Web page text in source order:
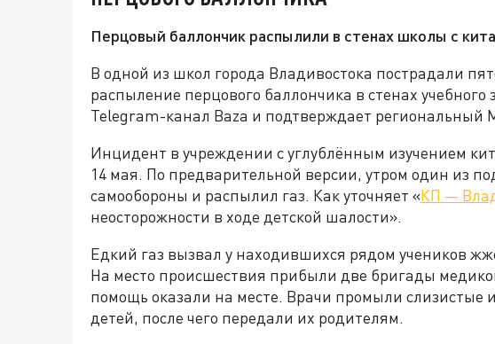
Перцовый баллончик распылили в стенах школы с
В одной из школ города Владивостока пострадали
распыление перцового баллончика в стенах
Telegram-канал Baza и подтверждает региональный
Инцидент в учреждении с углублённым изучением
14 мая. По предварительной версии, утром один из
самообороны и распылил газ. Как уточняет «КП —
неосторожности в ходе детской шалости».
Едкий газ вызвал у находившихся рядом учеников
На место происшествия прибыли две бригады
помощь оказали на месте. Врачи промыли слизистые
детей, после чего передали их родителям.